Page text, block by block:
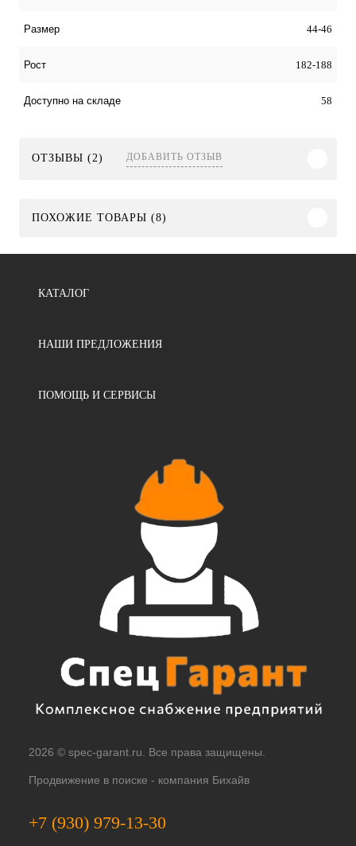
Размер 44-46
Рост 182-188
Доступно на складе 58
ОТЗЫВЫ (2) ДОБАВИТЬ ОТЗЫВ
ПОХОЖИЕ ТОВАРЫ (8)
КАТАЛОГ
НАШИ ПРЕДЛОЖЕНИЯ
ПОМОЩЬ И СЕРВИСЫ
2026 © spec-garant.ru. Все права защищены.
Продвижение в поиске - компания Бихайв
+7 (930) 979-13-30